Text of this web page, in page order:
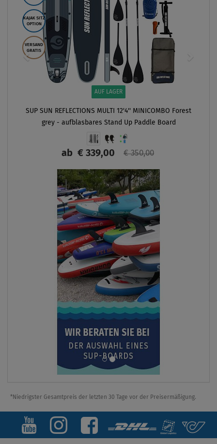
KAJAK SITZ
OPTION
VERSAND
GRATIS
AUF LAGER
SUP SUN REFLECTIONS MULTI 12'4'' MINICOMBO Forest
grey - aufblasbares Stand Up Paddle Board
ab € 339,00 € 350,00
ANZEIGEN
*Niedrigster Gesamtpreis der letzten 30 Tage vor der Preisermäßigung.